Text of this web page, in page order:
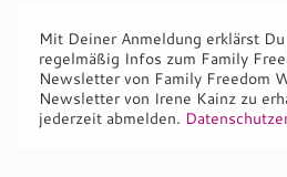
Mit Deiner Anmeldung erklärst
regelmäßig Infos zum Family
Newsletter von Family Freedom
Newsletter von Irene Kainz zu
jederzeit abmelden.